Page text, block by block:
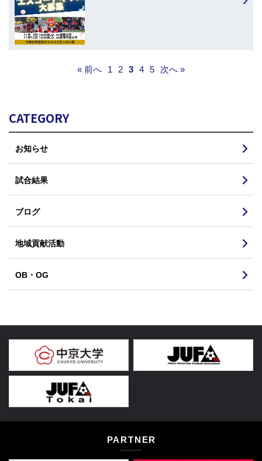
« 前へ 1 2 3 4 5 次へ »
CATEGORY
お知らせ
試合結果
ブログ
地域貢献活動
OB・OG
PARTNER